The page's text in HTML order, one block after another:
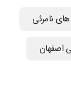
نامرئی
اصفهان